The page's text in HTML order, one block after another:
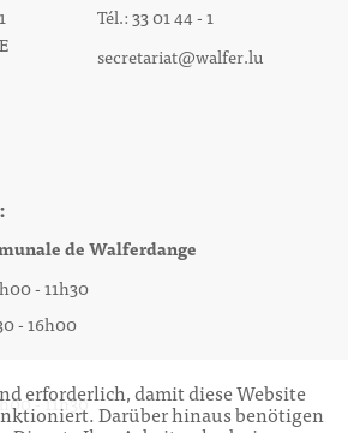
Tél.: 33 01 44 - 1
secretariat@walfer.lu
de Walferdange
11h30
11h30
erforderlich, damit diese Website
Darüber hinaus benötigen